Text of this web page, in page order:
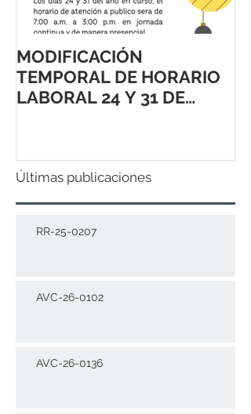
MODIFICACIÓN
TEMPORAL DE HORARIO
LABORAL 24 Y 31 DE
Últimas publicaciones
RR-25-0207
AVC-26-0102
AVC-26-0136